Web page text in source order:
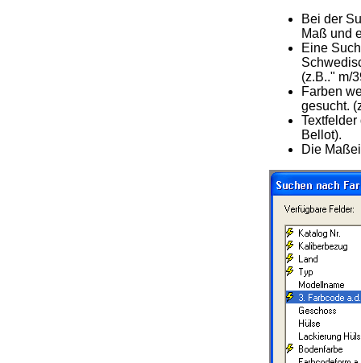
Bei der
Maß und
Eine
(z.B.." m/
Farben
gesucht.
Bellot).
Die